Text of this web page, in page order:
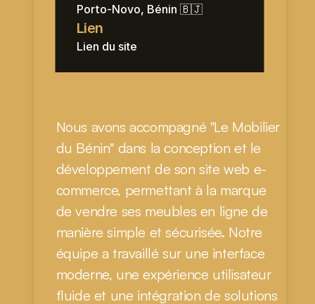
Nous avons accompagné "Le Mobilier
du Bénin" dans la conception et le
développement de son site web e-
commerce, permettant à la marque
de vendre ses meubles en ligne de
manière simple et sécurisée. Notre
équipe a travaillé sur une interface
moderne, une expérience utilisateur
fluide et une intégration de solutions
Porto-Novo, Bénin 🇧🇯
Lien
Lien du site